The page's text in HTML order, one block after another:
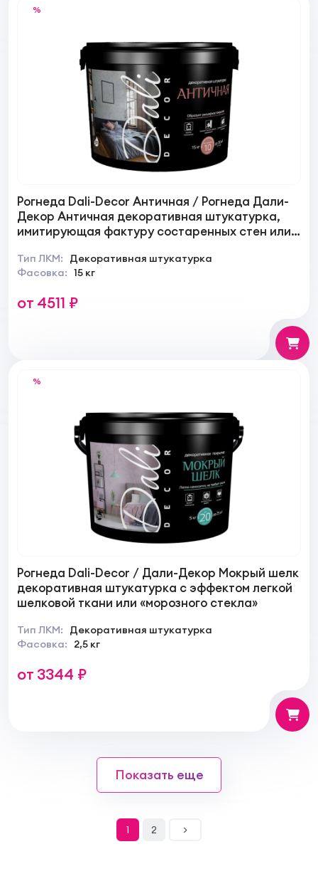
%
Рогнеда Dali-Decor Античная / Рогнеда Дали-
Декор Античная декоративная штукатурка,
имитирующая фактуру состаренных стен или
Тип ЛКМ:
Декоративная штукатурка
Фасовка: 15 кг
от 4511 ₽
%
Рогнеда Dali-Decor / Дали-Декор Мокрый шелк
декоративная штукатурка с эффектом легкой
шелковой ткани или «морозного стекла»
Тип ЛКМ:
Декоративная штукатурка
Фасовка:
2,5 кг
от 3344 ₽
Показать еще
1 2 >